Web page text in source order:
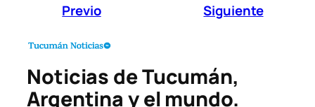
Previo Siguiente
Noticias de Tucumán,
Argentina y el mundo.